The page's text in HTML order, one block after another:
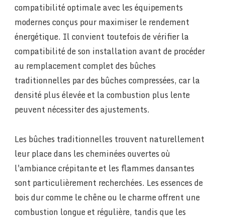
compatibilité optimale avec les équipements
modernes conçus pour maximiser le rendement
énergétique. Il convient toutefois de vérifier la
compatibilité de son installation avant de procéder
au remplacement complet des bûches
traditionnelles par des bûches compressées, car la
densité plus élevée et la combustion plus lente
peuvent nécessiter des ajustements.
Les bûches traditionnelles trouvent naturellement
leur place dans les cheminées ouvertes où
l'ambiance crépitante et les flammes dansantes
sont particulièrement recherchées. Les essences de
bois dur comme le chêne ou le charme offrent une
combustion longue et régulière, tandis que les